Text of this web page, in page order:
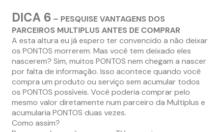
DICA 6 – PESQUISE VANTAGENS DOS
PARCEIROS MULTIPLUS ANTES DE COMPRAR
A esta altura eu já espero ter convencido a não deixar
os PONTOS morrerem. Mas você tem deixado eles
nascerem? Sim, muitos PONTOS nem chegam a nascer
por falta de informação. Isso acontece quando você
compra um produto ou serviço sem acumular todos
os PONTOS possíveis. Você poderia comprar pelo
mesmo valor diretamente num parceiro da Multiplus e
acumularia PONTOS duas vezes.
Como assim?